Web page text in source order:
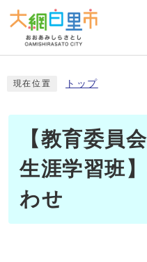
現在位置 トップ
【教育委員
生涯学習班
わせ